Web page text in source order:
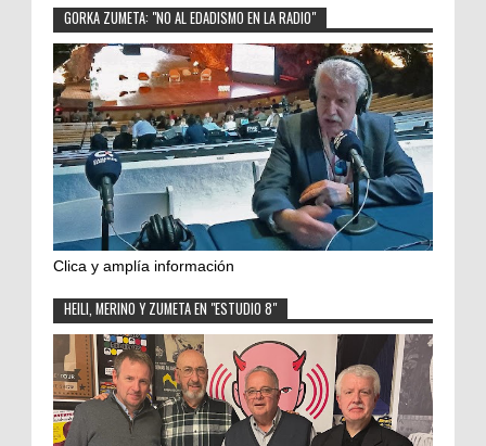
GORKA ZUMETA: "NO AL EDADISMO EN LA RADIO"
Clica y amplía información
HEILI, MERINO Y ZUMETA EN "ESTUDIO 8"